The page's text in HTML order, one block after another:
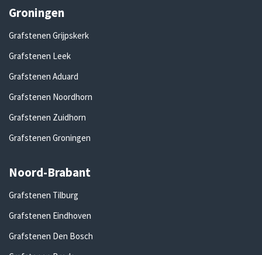
Groningen
Grafstenen Grijpskerk
Grafstenen Leek
Grafstenen Aduard
Grafstenen Noordhorn
Grafstenen Zuidhorn
Grafstenen Groningen
Noord-Brabant
Grafstenen Tilburg
Grafstenen Eindhoven
Grafstenen Den Bosch